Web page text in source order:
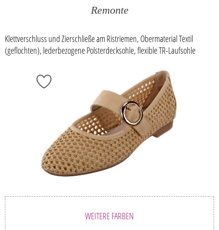
Remonte
Klettverschluss und Zierschließe am Ristriemen, Obermaterial Textil
(geflochten), lederbezogene Polsterdecksohle, flexible TR-Laufsohle
WEITERE FARBEN